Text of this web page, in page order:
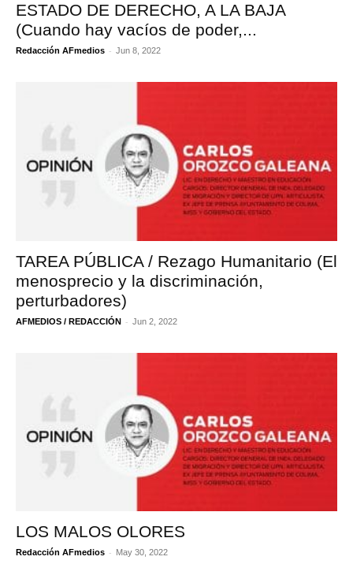
ESTADO DE DERECHO, A LA BAJA
(Cuando hay vacíos de poder,...
Redacción AFmedios - Jun 8, 2022
TAREA PÚBLICA / Rezago Humanitario (El
menosprecio y la discriminación,
perturbadores)
AFMEDIOS / REDACCIÓN - Jun 2, 2022
LOS MALOS OLORES
Redacción AFmedios - May 30, 2022